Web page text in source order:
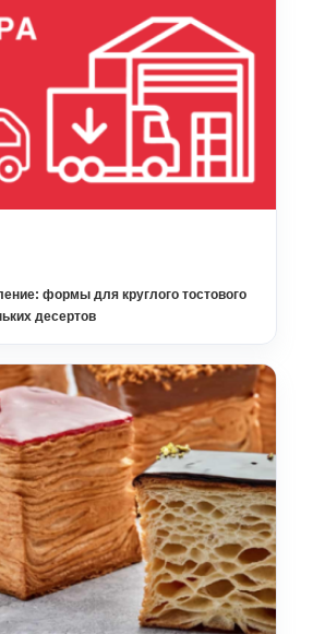
формы для круглого тостового
десертов